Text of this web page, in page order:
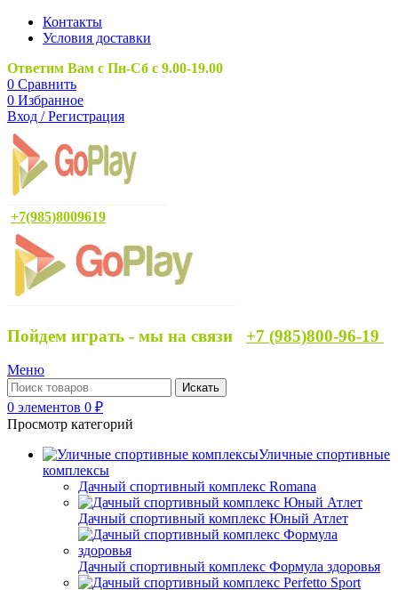
Контакты
Условия доставки
Ответим Вам с Пн-Сб с 9.00-19.00
0 Сравнить
0 Избранное
Вход / Регистрация
+7(985)8009619
Пойдем играть - мы на связи +7 (985)800-96-19
Меню
Искать
0 элементов 0 ₽
Просмотр категорий
Уличные спортивные
комплексы
Дачный спортивный комплекс Romana
Дачный спортивный комплекс Юный Атлет
Дачный спортивный комплекс Формула здоровья